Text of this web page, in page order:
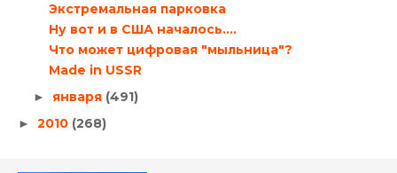
Экстремальная парковка
Ну вот и в США началось....
Что может цифровая "мыльница"?
Made in USSR
► января (491)
► 2010 (268)